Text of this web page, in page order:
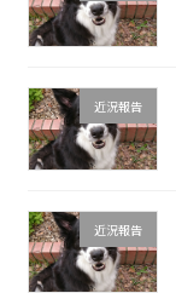
近況報告
近況報告